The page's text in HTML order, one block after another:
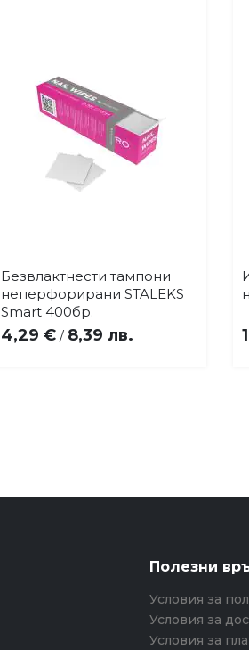
Добави
в
Купи
Безвлактнести тампони
неперфорирани STALEKS
Smart 400бр.
4,29 € / 8,39 лв.
Полезни
Условия за
Условия за
Условия за